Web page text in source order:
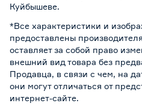
Куйбышеве.
*Все характеристики и
предоставлены
оставляет за собой право
внешний вид товара без
Продавца, в связи с чем, на
они могут отличаться от
интернет-сайте.